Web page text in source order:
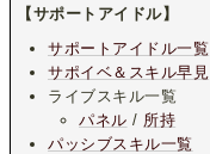
【サポートアイドル】
サポートアイドル一覧
サポイベ＆スキル早見
ライブスキル一覧
パネル / 所持
パッシブスキル一覧